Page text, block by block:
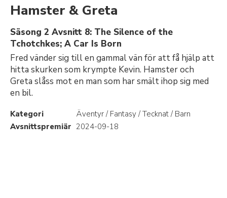
Hamster & Greta
Säsong 2 Avsnitt 8: The Silence of the
Tchotchkes; A Car Is Born
Fred vänder sig till en gammal vän för att få hjälp att
hitta skurken som krympte Kevin. Hamster och
Greta slåss mot en man som har smält ihop sig med
en bil.
Kategori
Äventyr / Fantasy / Tecknat / Barn
Avsnittspremiär 2024-09-18